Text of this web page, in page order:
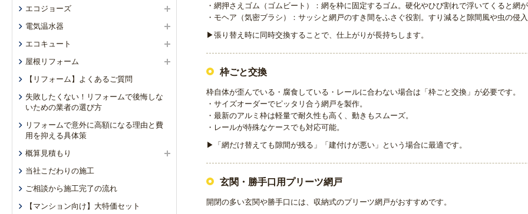
・網押さえゴム（ゴムビート）：網を枠に固定するゴム。硬化やひび割れで浮いてくると網
・モヘア（気密ブラシ）：サッシと網戸のすき間をふさぐ役割。すり減ると隙間風や虫の侵
▶張り替え時に同時交換することで、仕上がりが長持ちします。
枠ごと交換
枠自体が歪んでいる・腐食している・レールに合わない場合は「枠ごと交換」が必要です。
・サイズオーダーでピッタリ合う網戸を製作。
・最新のアルミ枠は軽量で耐久性も高く、動きもスムーズ。
・レールが特殊なケースでも対応可能。
▶「網だけ替えても隙間が残る」「建付けが悪い」という場合に最適です。
玄関・勝手口用プリーツ網戸
開閉の多い玄関や勝手口には、収納式のプリーツ網戸がおすすめです。
エコジョーズ
電気温水器
エコキュート
屋根リフォーム
【リフォーム】よくあるご質問
失敗したくない！リフォームで後悔しな
いための業者の選び方
リフォームで意外に高額になる理由と費
用を抑える具体策
概算見積もり
当社こだわりの施工
ご相談から施工完了の流れ
【マンション向け】大特価セット